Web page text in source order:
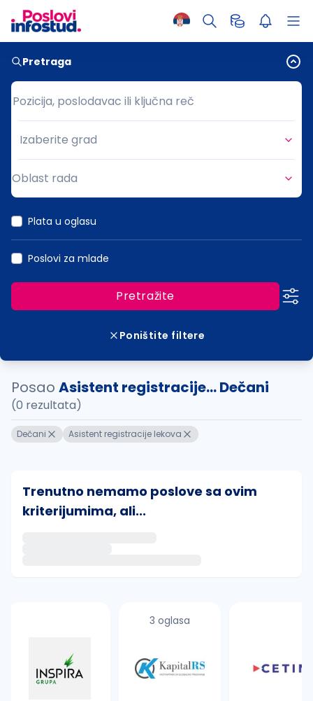
Pretraga
Pozicija, poslodavac ili ključna reč
Pozicija, poslodavac ili ključna reč
Grad
Izaberite grad
Oblast rada
Plata u oglasu
Poslovi za mlade
Pretražite
Poništite filtere
Posao Asistent registracije... Dečani
(0 rezultata)
Dečani Asistent registracije lekova
Trenutno nemamo poslove sa ovim
kriterijumima, ali...
Takođe možete da:
proverite pravopisne greške (koristite č, ć, š, đ,
3 oglasa